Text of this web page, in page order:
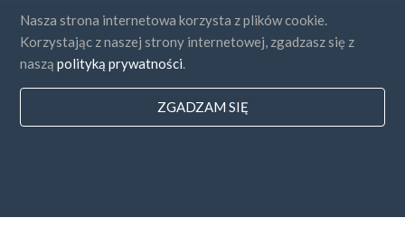
Nasza strona internetowa korzysta z plików cookie.
Korzystając z naszej strony internetowej, zgadzasz się z
nasząpolityką prywatności
ZGADZAM SIĘ